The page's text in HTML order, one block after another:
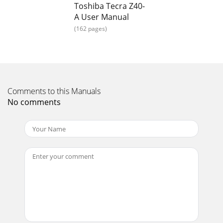
Si olvida la contraseña de usuario de unidad de disco duro,
No obstante,funcionarán cuando introduzca la
contraseña.2. Introduzca la contraseña.3. Pulse
Advanced (avanzadas): Le permite establecer condiciones
para undispositivo o función específicoLa configuración y
Page 19
Toshiba Tecra Z40-
A User Manual
(162 pages)
Comments to this Manuals
No comments